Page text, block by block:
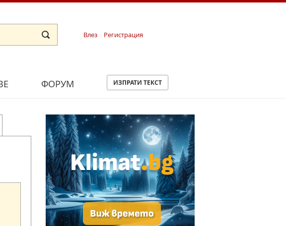
Влез Регистрация
ФОРУМ ИЗПРАТИ ТЕКСТ